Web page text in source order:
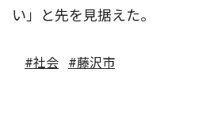
い」と先を見据えた。
#社会 #藤沢市